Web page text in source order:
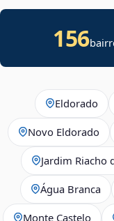
156
Eldorado
Novo Eldorado
Jardim Riacho
Água Branca
Monte Castelo